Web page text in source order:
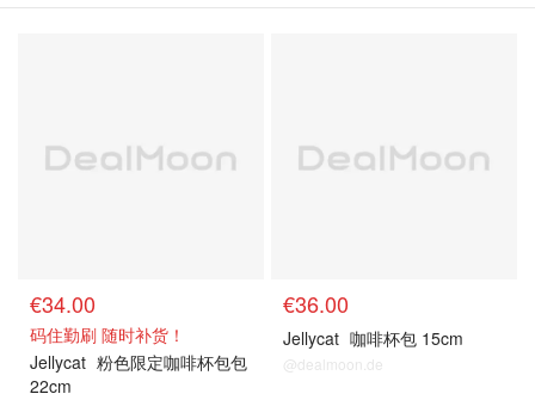
€34.00
码住勤刷 随时补货！
Jellycat 粉色限定咖啡杯包包
22cm
€36.00
Jellycat 咖啡杯包 15cm
@dealmoon.de